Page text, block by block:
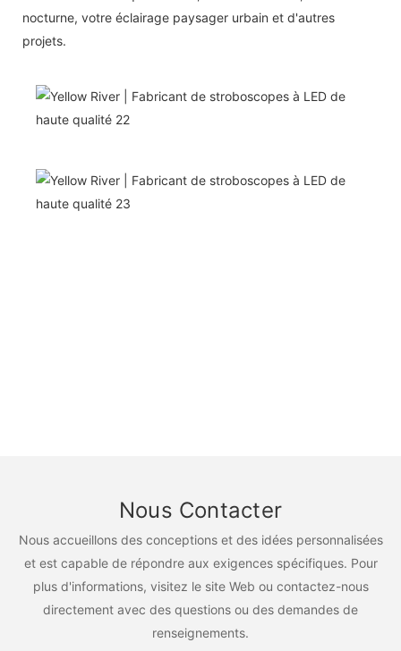
nocturne, votre éclairage paysager urbain et d'autres
projets.
Nous Contacter
Nous accueillons des conceptions et des idées personnalisées
et est capable de répondre aux exigences spécifiques. Pour
plus d'informations, visitez le site Web ou contactez-nous
directement avec des questions ou des demandes de
renseignements.